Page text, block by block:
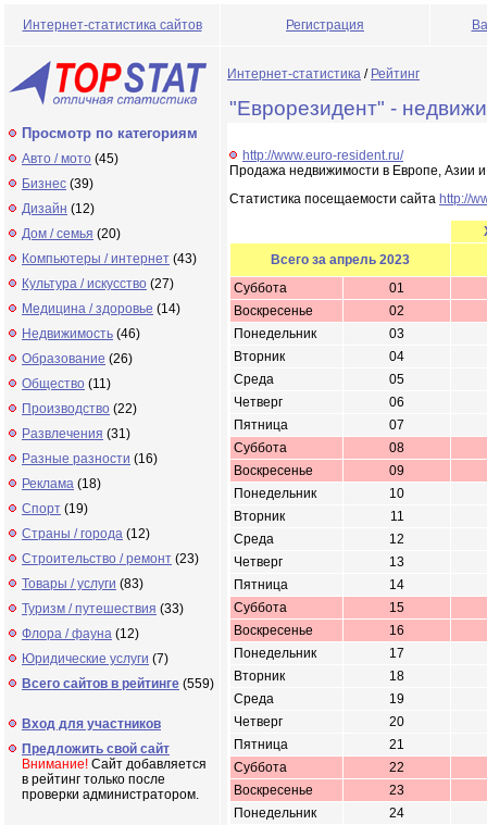
Интернет-статистика сайтов Регистрация
Просмотр по категориям
Авто / мото (45)
Бизнес (39)
Дизайн (12)
Дом / семья (20)
Компьютеры / интернет (43)
Культура / искусство (27)
Медицина / здоровье (14)
Недвижимость (46)
Образование (26)
Общество (11)
Производство (22)
Развлечения (31)
Разные разности (16)
Реклама (18)
Спорт (19)
Страны / города (12)
Строительство / ремонт (23)
Товары / услуги (83)
Туризм / путешествия (33)
Флора / фауна (12)
Юридические услуги (7)
Всего сайтов в рейтинге (559)
Вход для участников
Предложить свой сайт
Внимание! Сайт добавляется
в рейтинг только после
проверки администратором.
Интернет-статистика / Рейтинг
"Еврорезидент" -
http://www.euro-resident.ru/
Продажа недвижимости в Европе, Азии
Статистика посещаемости сайта http://
Всего за апрель 2023
Суббота
01
Воскресенье
02
Понедельник
03
Вторник
04
Среда
05
Четверг
06
Пятница
07
Суббота
08
Воскресенье
09
Понедельник
10
Вторник
11
Среда
12
Четверг
13
Пятница
14
Суббота
15
Воскресенье
16
Понедельник
17
Вторник
18
Среда
19
Четверг
20
Пятница
21
Суббота
22
Воскресенье
23
Понедельник
24